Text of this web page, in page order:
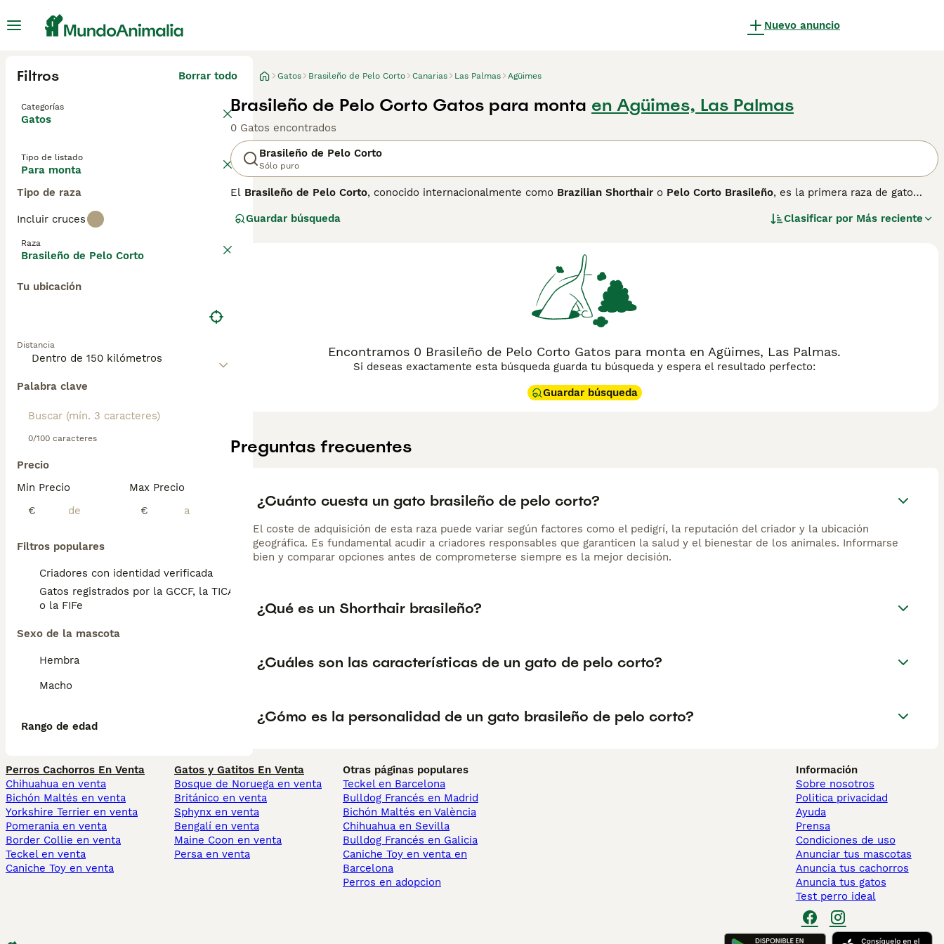
Nuevo anuncio
Filtros Borrar todo
Categorías
Gatos
Tipo de listado
Para monta
Tipo de raza
Incluir cruces
Raza
Brasileño de Pelo Corto
Tu ubicación
Distancia
Palabra clave
0/100 caracteres
Precio
Min Precio
€
Max Precio
€
Filtros populares
Criadores con identidad verificada
Gatos registrados por la GCCF, la TICA
o la FIFe
Sexo de la mascota
Hembra
Macho
Rango de edad
Gatos Brasileño de Pelo Corto Canarias Las Palmas Agüimes
Brasileño de Pelo Corto Gatos para monta en Agüimes, Las Palmas
0 Gatos encontrados
Brasileño de Pelo Corto
Sólo puro
El Brasileño de Pelo Corto, conocido internacionalmente como Brazilian Shorthair o Pelo Corto Brasileño, es la primera raza de gato
emprendió un proyecto de selección a partir de gatos callejeros de Brasil, conocidos localmente como
gatos brasileiros, con el objetivo
gestionada en su país de origen por la Federação Brasileira do Gato (BRAGAR).
El Brasileño de Pelo Corto es un gato de tamaño mediano, esbelto y ágil, con una musculatura bien definida y una expresión elegante. Su
pelaje corto, liso y brillante requiere un mantenimiento mínimo y se presenta en todos los colores y patrones reconocidos. A diferencia
de otras razas de pelo corto como el American Shorthair, el Brasileño tiene un aspecto más fino y elegante, sin llegar a la delgadez del
Siamés. Su carácter es sociable, juguetón y curioso, con una inteligencia viva que lo lleva a explorar su entorno con entusiasmo. Es un
callejeros lo convierte en un gato generalmente sano y longevo.
Guardar búsqueda Clasificar por Más reciente
Encontramos 0 Brasileño de Pelo Corto Gatos para monta en Agüimes, Las Palmas.
Si deseas exactamente esta búsqueda guarda tu búsqueda y espera el resultado perfecto:
Guardar búsqueda
Preguntas frecuentes
¿Cuánto cuesta un gato brasileño de pelo corto?
El coste de adquisición de esta raza puede variar según factores como el pedigrí, la reputación del criador y la ubicación
geográfica. Es fundamental acudir a criadores responsables que garanticen la salud y el bienestar de los animales. Informarse
bien y comparar opciones antes de comprometerse siempre es la mejor decisión.
¿Qué es un Shorthair brasileño?
¿Cuáles son las características de un gato de pelo corto?
¿Cómo es la personalidad de un gato brasileño de pelo corto?
Perros Cachorros En Venta
Chihuahua en venta
Bichón Maltés en venta
Yorkshire Terrier en venta
Pomerania en venta
Border Collie en venta
Teckel en venta
Caniche Toy en venta
Gatos y Gatitos En Venta
Bosque de Noruega en venta
Británico en venta
Sphynx en venta
Bengalí en venta
Maine Coon en venta
Persa en venta
Otras páginas populares
Teckel en Barcelona
Bulldog Francés en Madrid
Bichón Maltés en València
Chihuahua en Sevilla
Bulldog Francés en Galicia
Caniche Toy en venta en
Barcelona
Perros en adopcion
Información
Sobre nosotros
Politica privacidad
Ayuda
Prensa
Condiciones de uso
Anunciar tus mascotas
Anuncia tus cachorros
Anuncia tus gatos
Test perro ideal